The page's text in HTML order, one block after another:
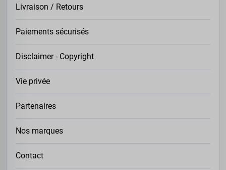
Livraison / Retours
Paiements sécurisés
Disclaimer - Copyright
Vie privée
Partenaires
Nos marques
Contact